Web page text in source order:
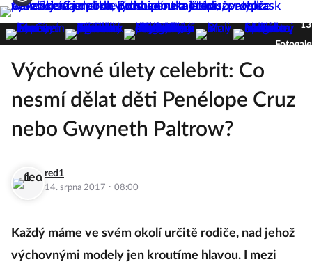
13
Výchovné úlety celebrit: Co
nesmí dělat děti Penélope Cruz
nebo Gwyneth Paltrow?
red1
14. srpna 2017 · 08:00
Každý máme ve svém okolí určitě rodiče, nad jehož
výchovnými modely jen kroutíme hlavou. I mezi